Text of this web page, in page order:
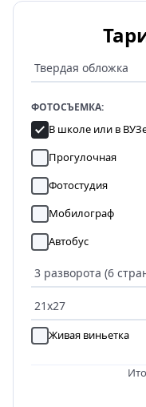
ФОТОСЪЕМКА:
В школе или в
Прогулочная
Фотостудия
Мобилограф
Автобус
Живая виньетка